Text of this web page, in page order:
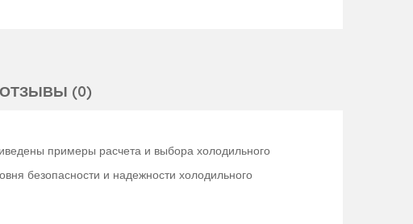
ОТЗЫВЫ (0)
примеры расчета и выбора холодильного
безопасности и надежности холодильного